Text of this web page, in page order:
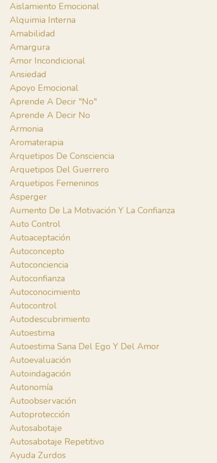
Aislamiento Emocional
Alquimia Interna
Amabilidad
Amargura
Amor Incondicional
Ansiedad
Apoyo Emocional
Aprende A Decir "no"
Aprende A Decir No
Armonia
Aromaterapia
Arquetipos De Consciencia
Arquetipos Del Guerrero
Arquetipos Femeninos
Asperger
Aumento De La Motivación Y La Confianza
Auto Control
Autoaceptación
Autoconcepto
Autoconciencia
Autoconfianza
Autoconocimiento
Autocontrol
Autodescubrimiento
Autoestima
Autoestima Sana Del Ego Y Del Amor
Autoevaluación
Autoindagación
Autonomía
Autoobservación
Autoprotección
Autosabotaje
Autosabotaje Repetitivo
Ayuda Zurdos